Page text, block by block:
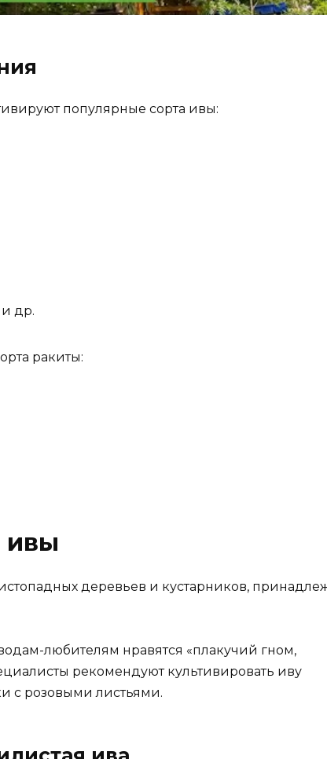
популярные сорта ивы:
др.
ракиты:
ивы
деревьев и кустарников,
любителям нравятся «плакучий гном,
рекомендуют культивировать иву
с розовыми листьями.